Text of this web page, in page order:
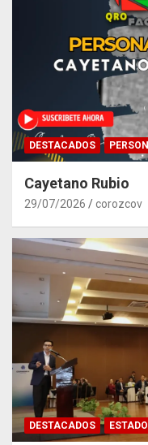
DESTACADOS
Cayetano Rubio
29/07/2026 corozcov
DESTACADOS